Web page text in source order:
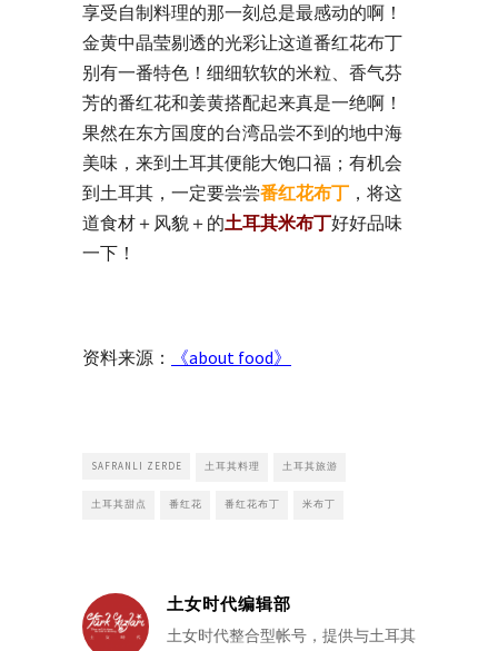
享受自制料理的那一刻总是最感动的啊！
金黄中晶莹剔透的光彩让这道番红花布丁
别有一番特色！细细软软的米粒、香气芬
芳的番红花和姜黄搭配起来真是一绝啊！
果然在东方国度的台湾品尝不到的地中海
美味，来到土耳其便能大饱口福；有机会
到土耳其，一定要尝尝番红花布丁 ，将这
道食材＋风貌＋的土耳其米布丁好好品味
一下！
资料来源： 《about food》
SAFRANLI ZERDE 土耳其料理 土耳其旅游
土耳其甜点 番红花 番红花布丁 米布丁
土女时代编辑部
土女时代整合型帐号，提供与土耳其